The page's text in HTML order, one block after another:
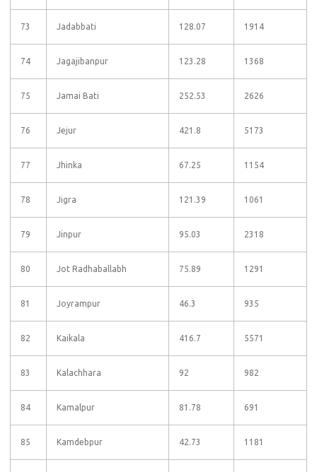
73 Jadabbati 128.07 1914
74 Jagajibanpur 123.28 1368
75 Jamai Bati 252.53 2626
76 Jejur 421.8 5173
77 Jhinka 67.25 1154
78 Jigra 121.39 1061
79 Jinpur 95.03 2318
80 Jot Radhaballabh 75.89 1291
81 Joyrampur 46.3 935
82 Kaikala 416.7 5571
83 Kalachhara 92 982
84 Kamalpur 81.78 691
85 Kamdebpur 42.73 1181